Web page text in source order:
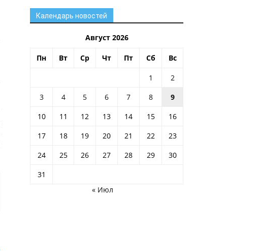
Календарь новостей
Август 2026
Пн Вт Ср Чт Пт Сб Вс
1
2
3
4 5 6 7 8
9
10
11 12 13 14 15
16
17
18 19 20 21 22
23
24
25 26 27 28 29
30
31
« Июл